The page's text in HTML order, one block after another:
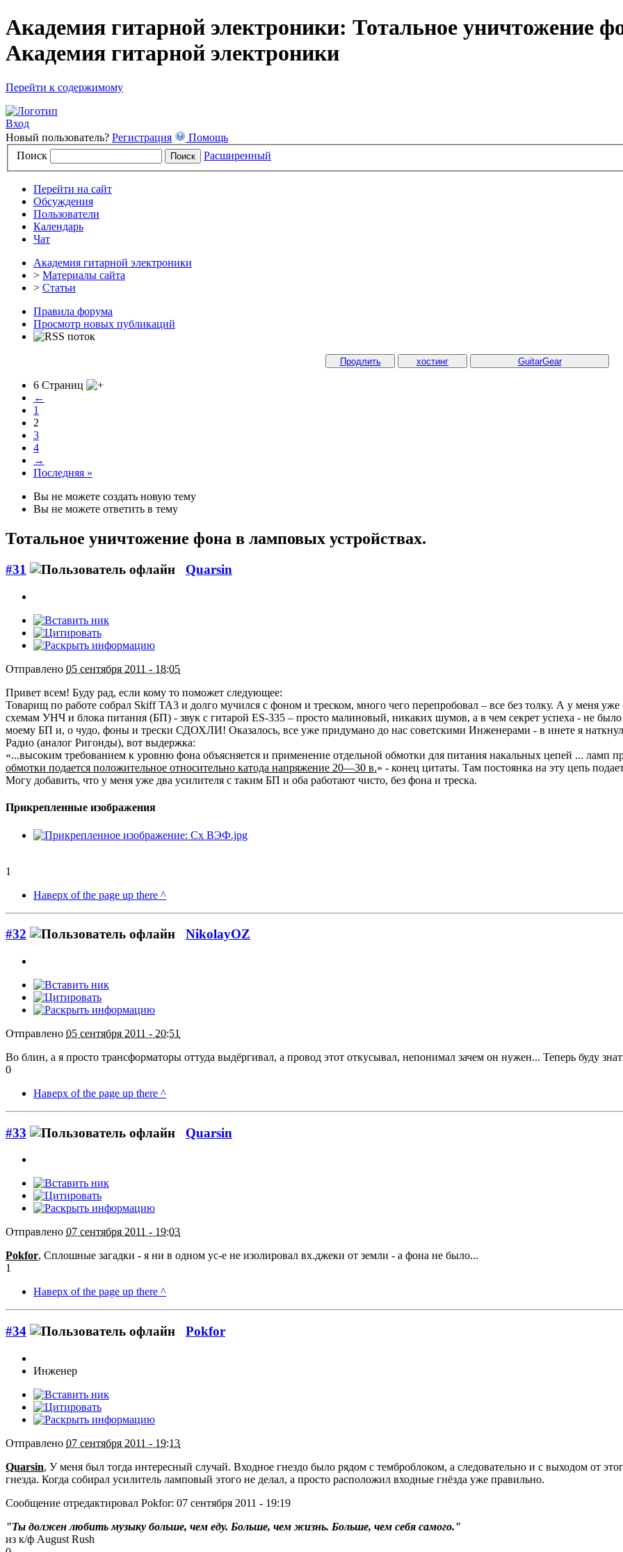
Академия гитарной электроники: Тотальное уничтожение
Академия гитарной электроники
Перейти к содержимому
Вход
Новый пользователь? Регистрация
Помощь
Поиск
Расширенный
Перейти на сайт
Обсуждения
Пользователи
Календарь
Чат
Академия гитарной электроники
> Материалы сайта
> Статьи
Правила форума
Просмотр новых публикаций
Продлить хостинг GuitarGear
6 Страниц
←
1
2
3
4
→
Последняя »
Вы не можете создать новую тему
Вы не можете ответить в тему
Тотальное уничтожение фона в ламповых устройствах.
#31 Quarsin
Отправлено 05 сентября 2011 - 18:05
Привет всем! Буду рад, если кому то поможет следующее:
Товарищ по работе собрал Skiff TA3 и долго мучился с фоном и треском, много чего перепробовал – все без толку. А у меня
схемам УНЧ и блока питания (БП) - звук с гитарой ES-335 – просто малиновый, никаких шумов, а в чем секрет успеха - не
моему БП и, о чудо, фоны и трески СДОХЛИ! Оказалось, все уже придумано до нас советскими Инженерами - в инете я
Радио (аналог Ригонды), вот выдержка:
«...высоким требованием к уровню фона объясняется и применение отдельной обмотки для питания накальных цепей ... ламп
обмотки подается положительное относительно катода напряжение 20—30 в.» - конец цитаты. Там постоянка на эту цепь
Могу добавить, что у меня уже два усилителя с таким БП и оба работают чисто, без фона и треска.
Прикрепленные изображения
1
Наверх of the page up there ^
#32 NikolayOZ
Отправлено 05 сентября 2011 - 20:51
Во блин, а я просто трансформаторы оттуда выдёргивал, а провод этот откусывал, непонимал зачем он нужен... Теперь буду
0
Наверх of the page up there ^
#33 Quarsin
Отправлено 07 сентября 2011 - 19:03
Pokfor, Сплошные загадки - я ни в одном ус-е не изолировал вх.джеки от земли - а фона не было...
1
Наверх of the page up there ^
#34 Pokfor
Инженер
Отправлено 07 сентября 2011 - 19:13
Quarsin, У меня был тогда интересный случай. Входное гнездо было рядом с темброблоком, а следовательно и с выходом от
гнезда. Когда собирал усилитель ламповый этого не делал, а просто расположил входные гнёзда уже правильно.
Сообщение отредактировал Pokfor: 07 сентября 2011 - 19:19
"Ты должен любить музыку больше, чем еду. Больше, чем жизнь. Больше, чем себя самого."
из к/ф August Rush